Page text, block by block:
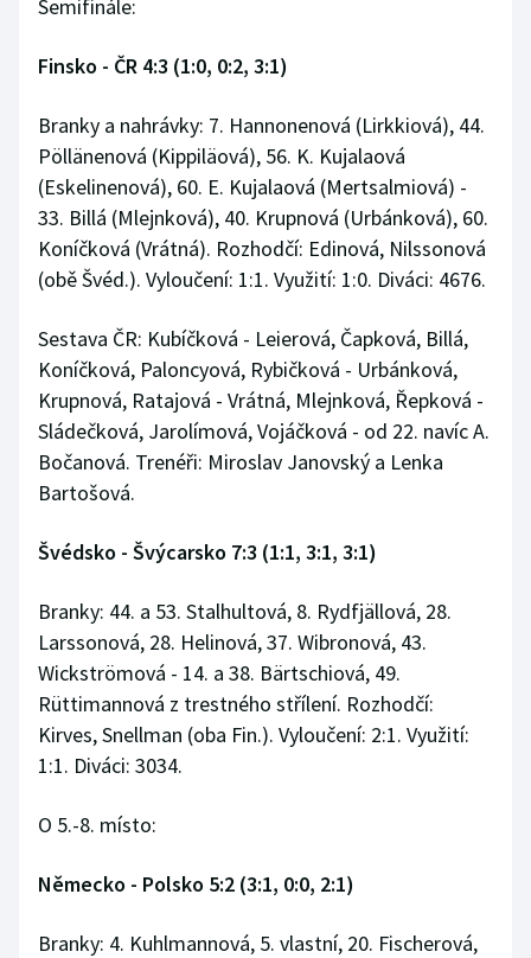
Semifinále:
Finsko - ČR 4:3 (1:0, 0:2, 3:1)
Branky a nahrávky: 7. Hannonenová (Lirkkiová), 44.
Pöllänenová (Kippiläová), 56. K. Kujalaová
(Eskelinenová), 60. E. Kujalaová (Mertsalmiová) -
33. Billá (Mlejnková), 40. Krupnová (Urbánková), 60.
Koníčková (Vrátná). Rozhodčí: Edinová, Nilssonová
(obě Švéd.). Vyloučení: 1:1. Využití: 1:0. Diváci: 4676.
Sestava ČR: Kubíčková - Leierová, Čapková, Billá,
Koníčková, Paloncyová, Rybičková - Urbánková,
Krupnová, Ratajová - Vrátná, Mlejnková, Řepková -
Sládečková, Jarolímová, Vojáčková - od 22. navíc A.
Bočanová. Trenéři: Miroslav Janovský a Lenka
Bartošová.
Švédsko - Švýcarsko 7:3 (1:1, 3:1, 3:1)
Branky: 44. a 53. Stalhultová, 8. Rydfjällová, 28.
Larssonová, 28. Helinová, 37. Wibronová, 43.
Wickströmová - 14. a 38. Bärtschiová, 49.
Rüttimannová z trestného střílení. Rozhodčí:
Kirves, Snellman (oba Fin.). Vyloučení: 2:1. Využití:
1:1. Diváci: 3034.
O 5.-8. místo:
Německo - Polsko 5:2 (3:1, 0:0, 2:1)
Branky: 4. Kuhlmannová, 5. vlastní, 20. Fischerová,